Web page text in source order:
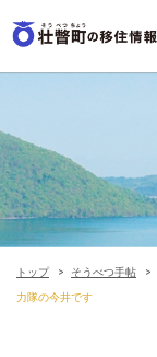
トップ そうべつ手帖
力隊の今井です